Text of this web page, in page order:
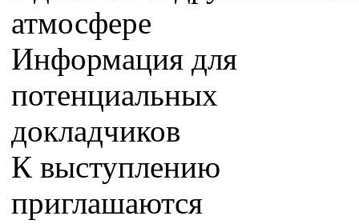
атмосфере
Информация для
потенциальных
докладчиков
К выступлению
приглашаются